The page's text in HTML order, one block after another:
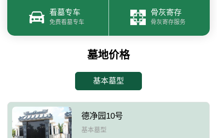
看墓专车
免费看墓专车
骨灰寄存
骨灰寄存服务
墓地价格
基本墓型
德净园10号
基本墓型